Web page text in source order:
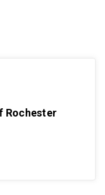
Rochester